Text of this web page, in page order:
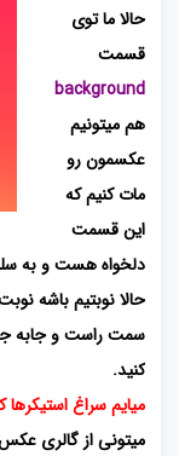
حالا ما توی
قسمت
background
هم میتونیم
عکسمون رو
مات کنیم که
این قسمت
دلخواه هست و به
حالا نوبتیم باشه
سمت راست و جابه جا
کنید.
میایم سراغ استیکرها
میتونی از گالری